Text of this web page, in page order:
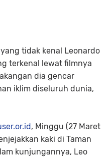
tidak kenal Leonardo
terkenal lewat filmnya
dia gencar
iklim diseluruh dunia,
, Minggu (27 Maret
kaki di Taman
kunjungannya, Leo